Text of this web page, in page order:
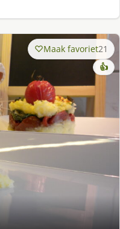
Maak favoriet21
👍